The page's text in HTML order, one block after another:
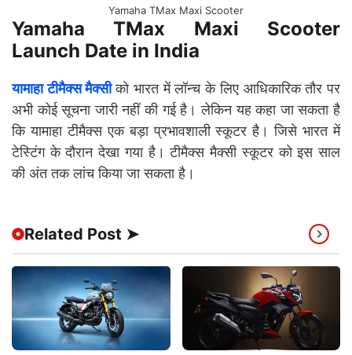
Yamaha TMax Maxi Scooter
Yamaha TMax Maxi Scooter
Launch Date in India
यामाहा टीमैक्स मैक्सीको भारत में लॉन्च के लिए आधिकारिक तौर पर
अभी कोई सूचना जारी नहीं की गई है। लेकिन यह कहा जा सकता है
कि यामाहा टीमैक्स एक बड़ा प्रभावशाली स्कूटर है। जिसे भारत में
टेस्टिंग के दौरान देखा गया है। टीमैक्स मैक्सी स्कूटर को इस साल
की अंत तक लांच किया जा सकता है।
Related Post ➤